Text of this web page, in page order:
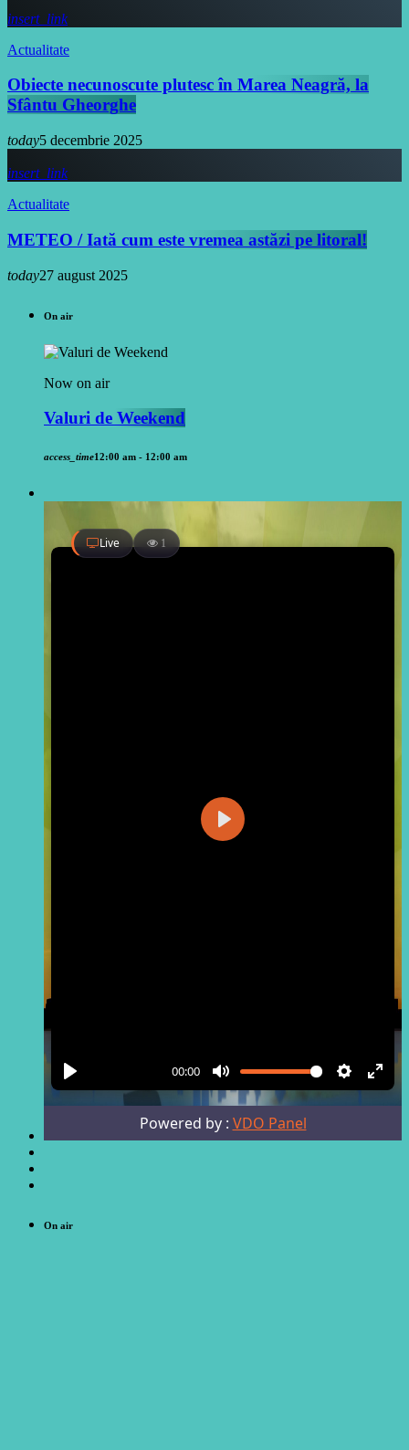
insert_link
Actualitate
Obiecte necunoscute plutesc în Marea Neagră, la
Sfântu Gheorghe
today5 decembrie 2025
insert_link
Actualitate
METEO / Iată cum este vremea astăzi pe litoral!
today27 august 2025
On air
Now on air
Valuri de Weekend
access_time12:00 am - 12:00 am
On air